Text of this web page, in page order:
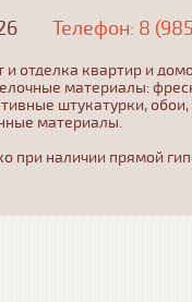
Телефон: 8
отделка квартир и
материалы:
штукатурки,
материалы.
при наличии прямой